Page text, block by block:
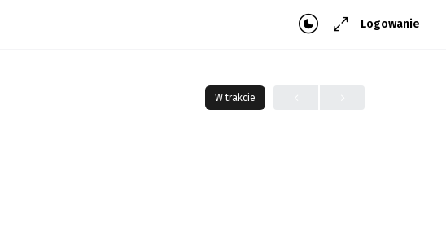
Logowanie
W trakcie